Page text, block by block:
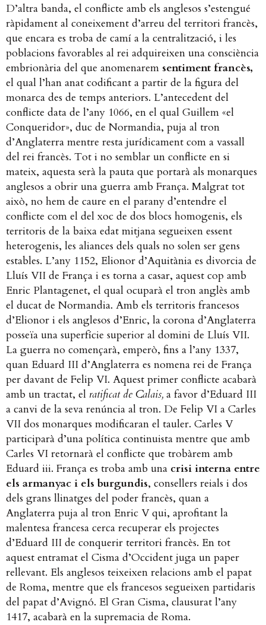
D’altra banda, el conflicte amb els anglesos s’estengué
ràpidament al coneixement d’arreu del territori francès,
que encara es troba de camí a la centralització, i les
poblacions favorables al rei adquireixen una consciència
embrionària del que anomenarem sentiment francès,
el qual l’han anat codificant a partir de la figura del
monarca des de temps anteriors. L’antecedent del
conflicte data de l’any 1066, en el qual Guillem «el
Conqueridor», duc de Normandia, puja al tron
d’Anglaterra mentre resta jurídicament com a vassall
del rei francès. Tot i no semblar un conflicte en si
mateix, aquesta serà la pauta que portarà als monarques
anglesos a obrir una guerra amb França. Malgrat tot
això, no hem de caure en el parany d’entendre el
conflicte com el del xoc de dos blocs homogenis, els
territoris de la baixa edat mitjana segueixen essent
heterogenis, les aliances dels quals no solen ser gens
estables. L’any 1152, Elionor d’Aquitània es divorcia de
Lluís VII de França i es torna a casar, aquest cop amb
Enric Plantagenet, el qual ocuparà el tron anglès amb
el ducat de Normandia. Amb els territoris francesos
d’Elionor i els anglesos d’Enric, la corona d’Anglaterra
posseïa una superfície superior al domini de Lluís VII.
La guerra no començarà, emperò, fins a l’any 1337,
quan Eduard III d’Anglaterra es nomena rei de França
per davant de Felip VI. Aquest primer conflicte acabarà
amb un tractat, el ratificat de Calais, a favor d’Eduard III
a canvi de la seva renúncia al tron. De Felip VI a Carles
VII dos monarques modificaran el tauler. Carles V
participarà d’una política continuista mentre que amb
Carles VI retornarà el conflicte que trobàrem amb
Eduard iii. França es troba amb una crisi interna entre
els armanyac i els burgundis, consellers reials i dos
dels grans llinatges del poder francès, quan a
Anglaterra puja al tron Enric V qui, aprofitant la
malentesa francesa cerca recuperar els projectes
d’Eduard III de conquerir territori francès. En tot
aquest entramat el Cisma d’Occident juga un paper
rellevant. Els anglesos teixeixen relacions amb el papat
de Roma, mentre que els francesos segueixen partidaris
del papat d’Avignó. El Gran Cisma, clausurat l’any
1417, acabarà en la supremacia de Roma.